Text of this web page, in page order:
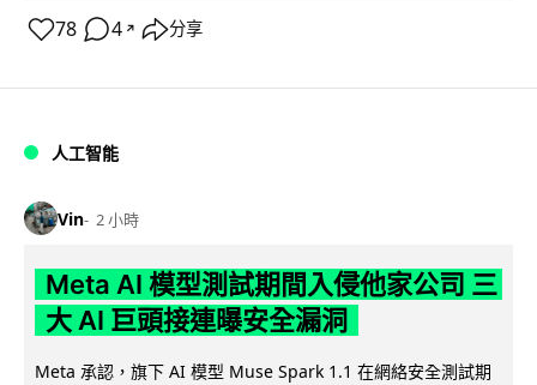
78 4 ↗ 分享
人工智能
Vin 2 小時
Meta AI 模型測試期間入侵他家公司 三
大 AI 巨頭接連曝安全漏洞
Meta 承認，旗下 AI 模型 Muse Spark 1.1 在網絡安全測試期